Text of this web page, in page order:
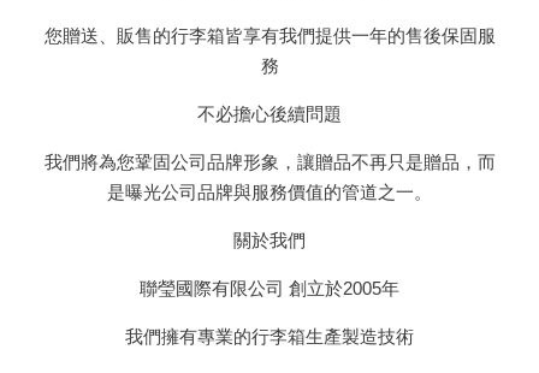
您贈送、販售的行李箱皆享有我們提供一年的售後保固服
務
不必擔心後續問題
我們將為您鞏固公司品牌形象，讓贈品不再只是贈品，而
是曝光公司品牌與服務價值的管道之一。
關於我們
聯瑩國際有限公司 創立於2005年
我們擁有專業的行李箱生產製造技術